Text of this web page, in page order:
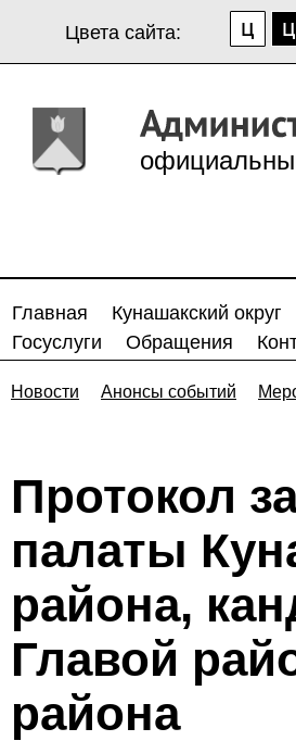
Цвета сайта:
Главная Кунашакский округ
Госуслуги
Обращения
Новости Анонсы событий
Протокол
палаты
района,
Главой
района